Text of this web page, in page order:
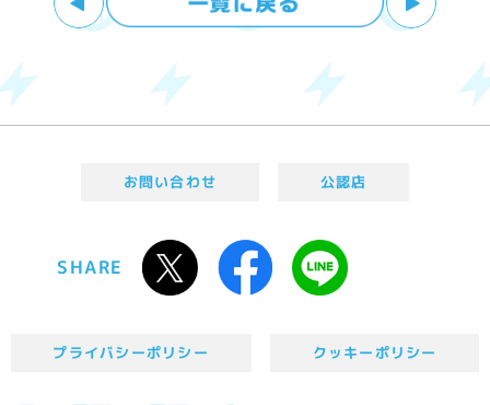
お問い合わせ 公認店
SHARE
プライバシーポリシー クッキーポリシー